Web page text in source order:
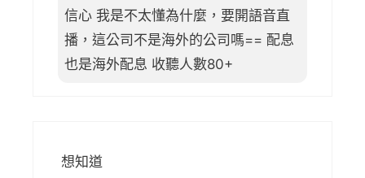
信心 我是不太懂為什麼，要開語音直
播，這公司不是海外的公司嗎== 配息
也是海外配息 收聽人數80+
想知道